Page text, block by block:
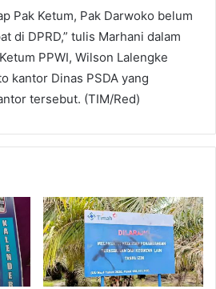
Pak Ketum, Pak Darwoko belum
di DPRD,” tulis Marhani dalam
PPWI, Wilson Lalengke
kantor Dinas PSDA yang
tersebut. (TIM/Red)